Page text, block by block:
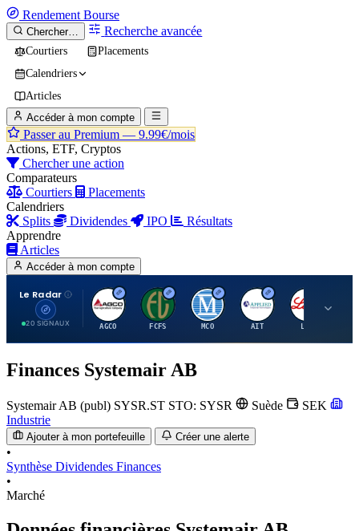
Rendement Bourse
Chercher… Recherche avancée
Courtiers
Placements
Calendriers
Articles
Accéder à mon compte
Passer au Premium — 9.99€/mois
Actions, ETF, Cryptos
Chercher une action
Comparateurs
Courtiers
Placements
Calendriers
Splits
Dividendes IPO
Résultats
Apprendre
Articles
Accéder à mon compte
Le Radar
20 SIGNAUX
A
AGCO
F
FCFS
M
MCO
A
AIT
Finances Systemair AB
Systemair AB (publ) SYSR.ST STO: SYSR Suède
SEK
Industrie
Ajouter à mon portefeuille Créer une alerte
•
Synthèse Dividendes Finances
•
Marché